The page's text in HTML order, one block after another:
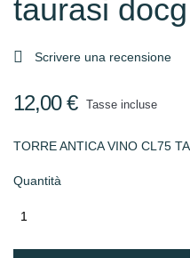
taurasi docg
 Scrivere una recensione
12,00 € Tasse incluse
TORRE ANTICA VINO CL75
Quantità